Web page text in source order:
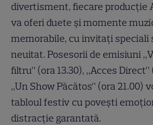
divertisment, fiecare producție
va oferi duete și momente
memorabile, cu invitați speciali
neuitat. Posesorii de emisiuni
filtru” (ora 13.30), „Acces Direct”
„Un Show Păcătos” (ora 21.00)
tabloul festiv cu povești
distracție garantată.